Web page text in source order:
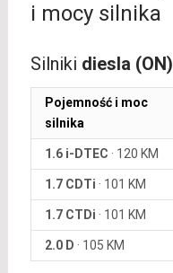
i mocy silnika
Silniki diesla (ON)
Pojemność i moc
silnika
1.6 i-DTEC · 120 KM
1.7 CDTi · 101 KM
1.7 CTDi · 101 KM
2.0 D · 105 KM